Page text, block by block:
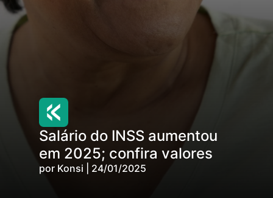
Salário do INSS aumentou
em 2025; confira valores
por Konsi | 24/01/2025